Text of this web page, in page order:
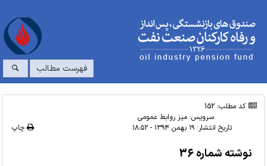
فهرست مطالب
کد مطلب: 152
سرویس: میز روابط عمومی
تاریخ انتشار:۱۹ بهمن ۱۳۹۴ - ۱۸:۵۲ چاپ
نوشته شماره 36